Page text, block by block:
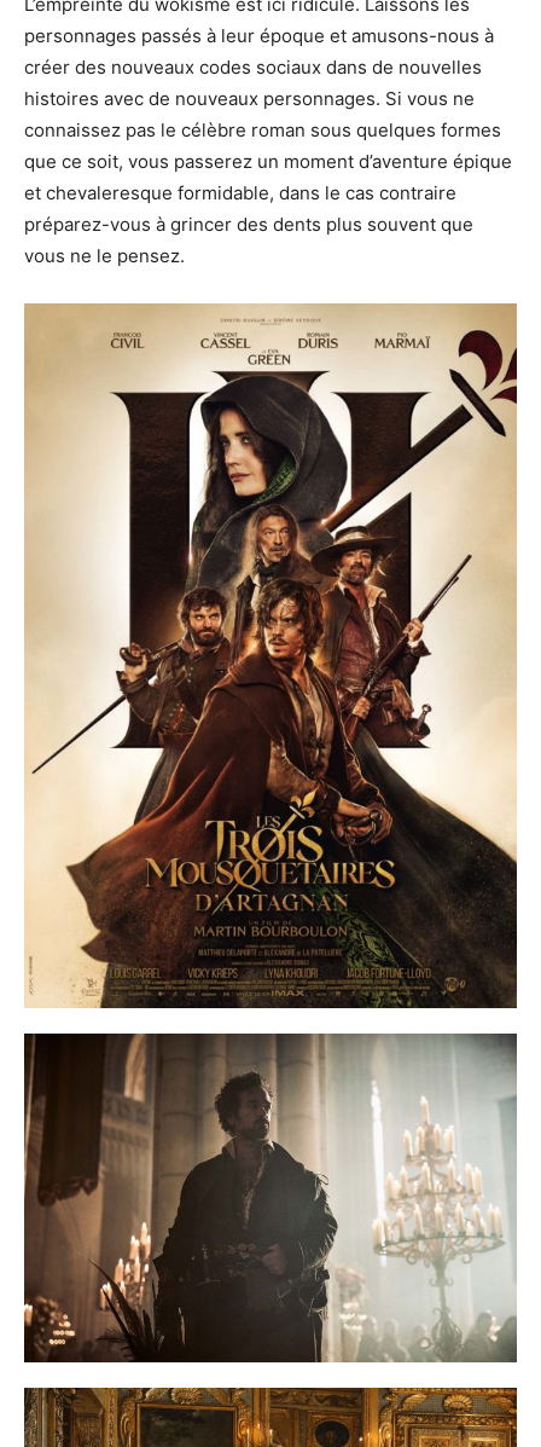
personnages passés à leur époque et amusons-nous à
créer des nouveaux codes sociaux dans de nouvelles
histoires avec de nouveaux personnages. Si vous ne
connaissez pas le célèbre roman sous quelques formes
que ce soit, vous passerez un moment d’aventure épique
et chevaleresque formidable, dans le cas contraire
préparez-vous à grincer des dents plus souvent que
vous ne le pensez.